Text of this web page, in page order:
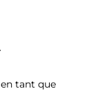
tant que